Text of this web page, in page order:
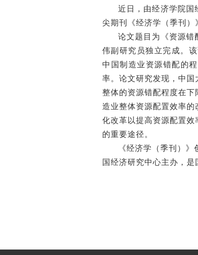
近日，由经济学院国
尖期刊《经济学（季刊）
论文题目为《资源错
伟副研究员独立完成。
中国制造业资源错配的
率。论文研究发现，中
整体的资源错配程度在下
造业整体资源配置效率
化改革以提高资源配置
的重要途径。
《经济学（季刊）
国经济研究中心主办，是